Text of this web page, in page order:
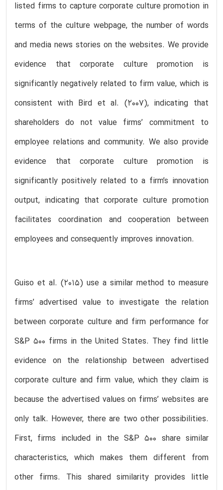
listed firms to capture corporate culture promotion in
terms of the culture webpage, the number of words
and media news stories on the websites. We provide
evidence that corporate culture promotion is
significantly negatively related to firm value, which is
consistent with Bird et al. (2007), indicating that
shareholders do not value firms’ commitment to
employee relations and community. We also provide
evidence that corporate culture promotion is
significantly positively related to a firm’s innovation
output, indicating that corporate culture promotion
facilitates coordination and cooperation between
employees and consequently improves innovation.
Guiso et al. (2015) use a similar method to measure
firms’ advertised value to investigate the relation
between corporate culture and firm performance for
S&P 500 firms in the United States. They find little
evidence on the relationship between advertised
corporate culture and firm value, which they claim is
because the advertised values on firms’ websites are
only talk. However, there are two other possibilities.
First, firms included in the S&P 500 share similar
characteristics, which makes them different from
other firms. This shared similarity provides little